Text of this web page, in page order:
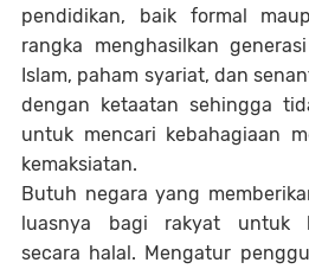
pendidikan, baik formal
rangka menghasilkan
Islam, paham syariat, dan
dengan ketaatan sehingga
untuk mencari kebahagiaan
kemaksiatan.
Butuh negara yang
luasnya bagi rakyat untuk
secara halal. Mengatur